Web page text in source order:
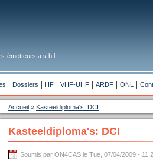
émetteurs a.s.b.l.
Dossiers HF VHF-UHF ARDF ONL
Accueil » Kasteeldiploma's: DCI
Kasteeldiploma's: DCI
Soumis par ON4CAS le Tue, 07/04/2009 -